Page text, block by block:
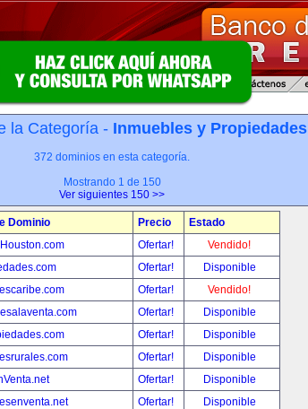
la Categoría - Inmuebles y Propiedades
372 dominios en esta categoría.
Mostrando 1 de 150
Ver siguientes 150 >>
Dominio Precio
Estado
Ofertar!
Vendido!
Ofertar!
Disponible
Ofertar!
Vendido!
Ofertar!
Disponible
Ofertar!
Disponible
Ofertar!
Disponible
Ofertar!
Disponible
Ofertar!
Disponible